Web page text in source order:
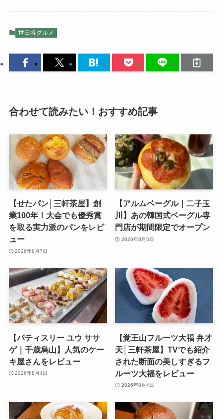
世田谷グルメ
合わせて読みたい！おすすめ記事
【せたパン│三軒茶屋】創
業100年！大会でも優秀賞
を取る実力派のパンをレビ
ュー
2026年8月7日
【アルムベーグル｜二子玉
川】あの韓国式ベーグル専
門店が期間限定でオープン
2026年8月5日
【パティスリー ユウ ササ
ゲ｜千歳烏山】人気のケー
キ屋さんをレビュー
2026年8月4日
【覚王山フルーツ大福 弁才
天│三軒茶屋】TVでも紹介
された断面の美しすぎるフ
ルーツ大福をレビュー
2026年8月4日